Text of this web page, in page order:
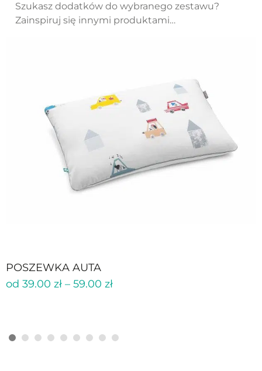
Szukasz dodatków do wybranego zestawu?
Zainspiruj się innymi produktami…
POSZEWKA AUTA
od 39.00 zł – 59.00 zł